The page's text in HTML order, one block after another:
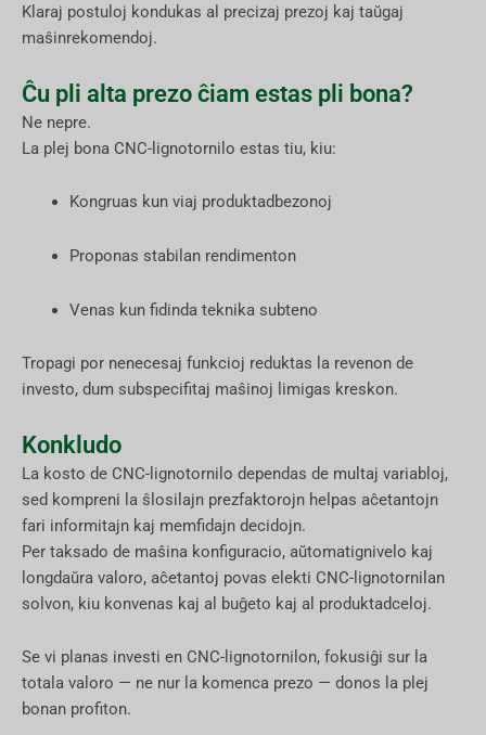
Klaraj postuloj kondukas al precizaj prezoj kaj taŭgaj
maŝinrekomendoj.
Ĉu pli alta prezo ĉiam estas pli bona?
Ne nepre.
La plej bona CNC-lignotornilo estas tiu, kiu:
Kongruas kun viaj produktadbezonoj
Proponas stabilan rendimenton
Venas kun fidinda teknika subteno
Tropagi por nenecesaj funkcioj reduktas la revenon de
investo, dum subspecifitaj maŝinoj limigas kreskon.
Konkludo
La kosto de CNC-lignotornilo dependas de multaj variabloj,
sed kompreni la ŝlosilajn prezfaktorojn helpas aĉetantojn
fari informitajn kaj memfidajn decidojn.
Per taksado de maŝina konfiguracio, aŭtomatignivelo kaj
longdaŭra valoro, aĉetantoj povas elekti CNC-lignotornilan
solvon, kiu konvenas kaj al buĝeto kaj al produktadceloj.
Se vi planas investi en CNC-lignotornilon, fokusiĝi sur la
totala valoro — ne nur la komenca prezo — donos la plej
bonan profiton.